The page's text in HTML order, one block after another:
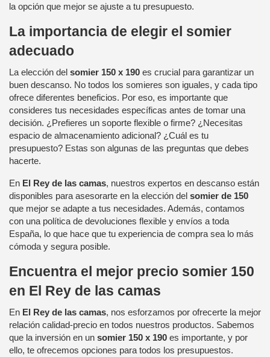
la opción que mejor se ajuste a tu presupuesto.
La importancia de elegir el somier
adecuado
La elección del somier 150 x 190 es crucial para garantizar un
buen descanso. No todos los somieres son iguales, y cada tipo
ofrece diferentes beneficios. Por eso, es importante que
consideres tus necesidades específicas antes de tomar una
decisión. ¿Prefieres un soporte flexible o firme? ¿Necesitas
espacio de almacenamiento adicional? ¿Cuál es tu
presupuesto? Estas son algunas de las preguntas que debes
hacerte.
En El Rey de las camas, nuestros expertos en descanso están
disponibles para asesorarte en la elección del somier de 150
que mejor se adapte a tus necesidades. Además, contamos
con una política de devoluciones flexible y envíos a toda
España, lo que hace que tu experiencia de compra sea lo más
cómoda y segura posible.
Encuentra el mejor precio somier 150
en El Rey de las camas
En El Rey de las camas, nos esforzamos por ofrecerte la mejor
relación calidad-precio en todos nuestros productos. Sabemos
que la inversión en un somier 150 x 190 es importante, y por
ello, te ofrecemos opciones para todos los presupuestos.